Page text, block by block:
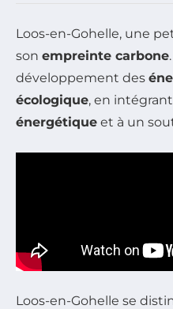
Loos-en-Gohelle, une
son empreinte carbone
développement des
écologique, en
énergétique et à un
Loos-en-Gohelle se